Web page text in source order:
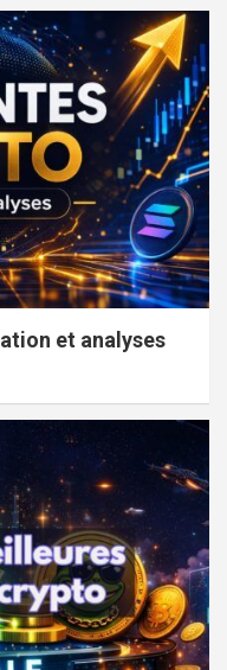
et analyses